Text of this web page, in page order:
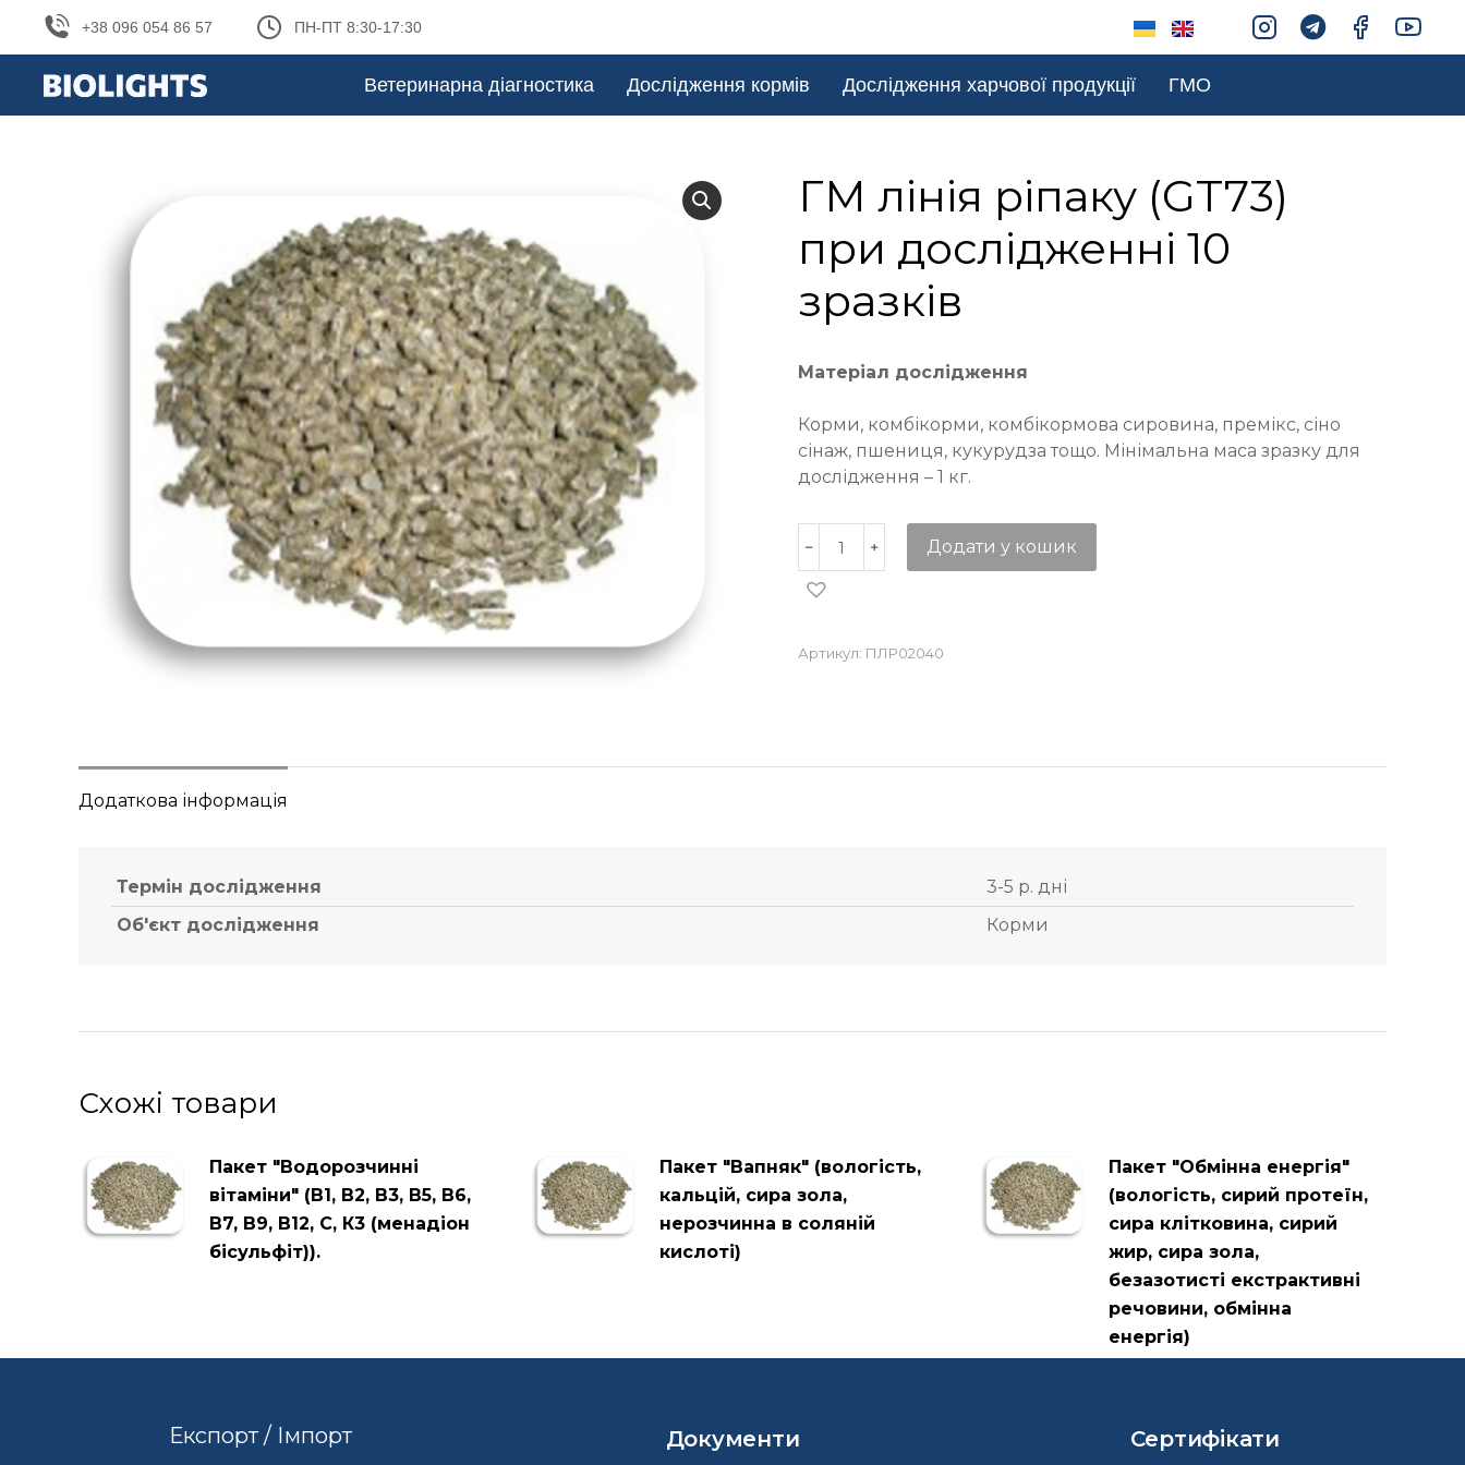
+38 096 054 86 57 ПН-ПТ 8:30-17:30
Ветеринарна діагностика Дослідження кормів Дослідження харчової продукції ГМО
ГМ лінія ріпаку (GT73)
при дослідженні 10
зразків
Матеріал дослідження
Корми, комбікорми, комбікормова сировина, премікс, сіно
сінаж, пшениця, кукурудза тощо. Мінімальна маса зразку для
дослідження – 1 кг.
Додати у кошик
Артикул: ПЛР02040
Додаткова інформація
Термін дослідження
3-5 р. дні
Об'єкт дослідження
Корми
Схожі товари
Пакет "Водорозчинні
вітаміни" (В1, В2, В3, В5, В6,
В7, В9, В12, С, К3 (менадіон
бісульфіт)).
Пакет "Вапняк" (вологість,
кальцій, сира зола,
нерозчинна в соляній
кислоті)
Пакет "Обмінна енергія"
(вологість, сирий протеїн,
сира клітковина, сирий
жир, сира зола,
безазотисті екстрактивні
речовини, обмінна
енергія)
Експорт / Імпорт Документи Сертифікати